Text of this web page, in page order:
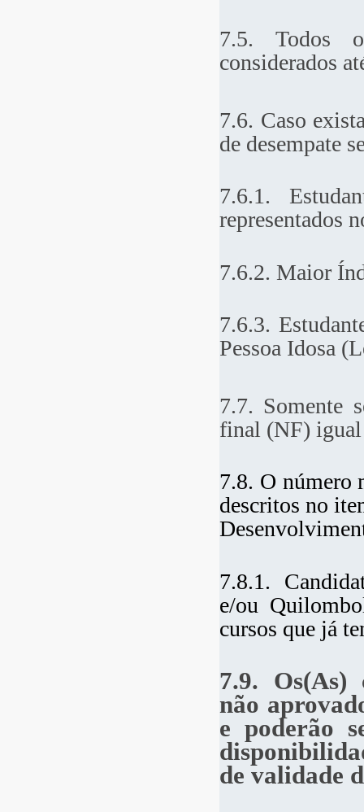
7.5. Todos
considerados
7.6. Caso
de desempate
7.6.1.
representados
7.6.2. Maior
7.6.3.
Pessoa Idosa
7.7. Somente
final (NF) igual
7.8. O número
descritos no
7.8.1.
e/ou
cursos que já
7.9. Os(As)
não
e poderão
de validade